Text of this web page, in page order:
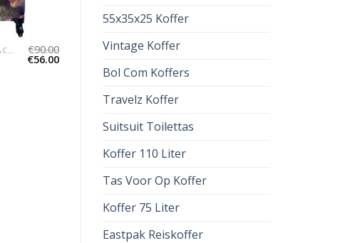
55x35x25 Koffer
Vintage Koffer
Bol Com Koffers
Travelz Koffer
Suitsuit Toilettas
Koffer 110 Liter
Tas Voor Op Koffer
Koffer 75 Liter
Eastpak Reiskoffer
€90.00
€56.00